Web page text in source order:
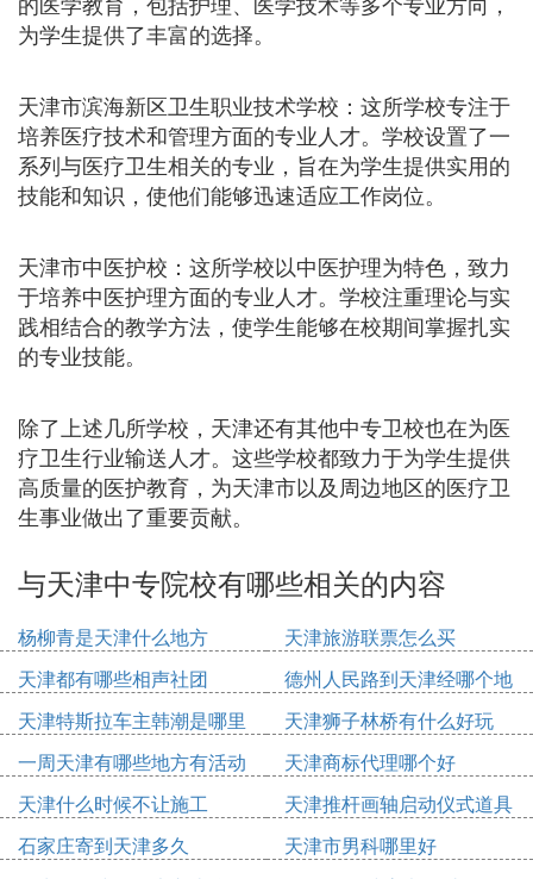
为学生提供了丰富的选择。
天津市滨海新区卫生职业技术学校：这所学校专注于
培养医疗技术和管理方面的专业人才。学校设置了一
系列与医疗卫生相关的专业，旨在为学生提供实用的
技能和知识，使他们能够迅速适应工作岗位。
天津市中医护校：这所学校以中医护理为特色，致力
于培养中医护理方面的专业人才。学校注重理论与实
践相结合的教学方法，使学生能够在校期间掌握扎实
的专业技能。
除了上述几所学校，天津还有其他中专卫校也在为医
疗卫生行业输送人才。这些学校都致力于为学生提供
高质量的医护教育，为天津市以及周边地区的医疗卫
生事业做出了重要贡献。
与天津中专院校有哪些相关的内容
杨柳青是天津什么地方
天津旅游联票怎么买
天津都有哪些相声社团
德州人民路到天津经哪个地
方
天津特斯拉车主韩潮是哪里
天津狮子林桥有什么好玩
一周天津有哪些地方有活动
天津商标代理哪个好
天津什么时候不让施工
天津推杆画轴启动仪式道具
多少钱
石家庄寄到天津多久
天津市男科哪里好